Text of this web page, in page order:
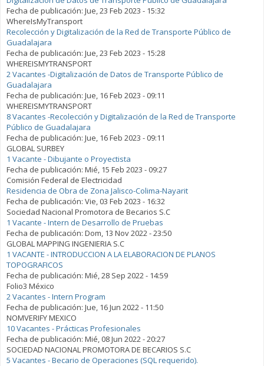
Fecha de publicación: Jue, 23 Feb 2023 - 15:32
WhereIsMyTransport
Recolección y Digitalización de la Red de Transporte Público de
Guadalajara
Fecha de publicación: Jue, 23 Feb 2023 - 15:28
WHEREISMYTRANSPORT
2 Vacantes -Digitalización de Datos de Transporte Público de
Guadalajara
Fecha de publicación: Jue, 16 Feb 2023 - 09:11
WHEREISMYTRANSPORT
8 Vacantes -Recolección y Digitalización de la Red de Transporte
Público de Guadalajara
Fecha de publicación: Jue, 16 Feb 2023 - 09:11
GLOBAL SURBEY
1 Vacante - Dibujante o Proyectista
Fecha de publicación: Mié, 15 Feb 2023 - 09:27
Comisión Federal de Electricidad
Residencia de Obra de Zona Jalisco-Colima-Nayarit
Fecha de publicación: Vie, 03 Feb 2023 - 16:32
Sociedad Nacional Promotora de Becarios S.C
1 Vacante - Intern de Desarrollo de Pruebas
Fecha de publicación: Dom, 13 Nov 2022 - 23:50
GLOBAL MAPPING INGENIERIA S.C
1 VACANTE - INTRODUCCION A LA ELABORACION DE PLANOS
TOPOGRAFICOS
Fecha de publicación: Mié, 28 Sep 2022 - 14:59
Folio3 México
2 Vacantes - Intern Program
Fecha de publicación: Jue, 16 Jun 2022 - 11:50
NOMVERIFY MEXICO
10 Vacantes - Prácticas Profesionales
Fecha de publicación: Mié, 08 Jun 2022 - 20:27
SOCIEDAD NACIONAL PROMOTORA DE BECARIOS S.C
5 Vacantes - Becario de Operaciones (SQL requerido).